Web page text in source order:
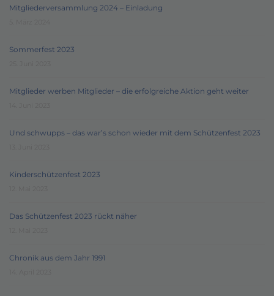
Mitgliederversammlung 2024 – Einladung
Sommerfest 2023
Mitglieder werben Mitglieder – die erfolgreiche Aktion geht weiter
Und schwupps – das war’s schon wieder mit dem Schützenfest 2023
Kinderschützenfest 2023
Das Schützenfest 2023 rückt näher
Chronik aus dem Jahr 1991